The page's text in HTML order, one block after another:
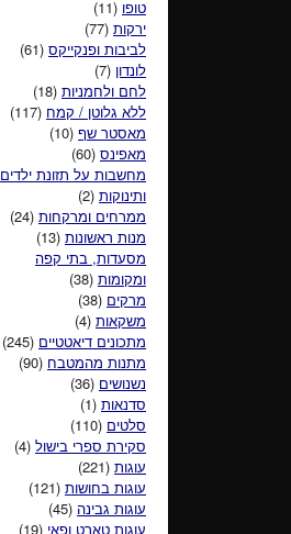
טופו (11)
ירקות (77)
לביבות ופנקייקס (61)
לונדון (7)
לחם ולחמניות (18)
ללא גלוטן / קמח (117)
מאסטר שף (10)
מאפינס (60)
מחשבות על תזונת ילדים
ותינוקות (2)
ממרחים ומרקחות (24)
מנות ראשונות (13)
מסעדות, בתי קפה
ומקומות (38)
מרקים (38)
משקאות (4)
מתכונים דיאטטיים (245)
מתנות מהמטבח (90)
נשנושים (36)
סדנאות (1)
סלטים (110)
סקירת ספרי בישול (4)
עוגות (221)
עוגות בחושות (121)
עוגות גבינה (45)
עוגות טארט ופאי (19)